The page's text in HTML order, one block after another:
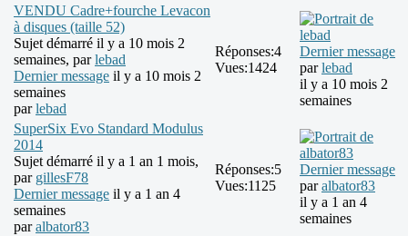
VENDU Cadre+fourche Levacon
à disques (taille 52)
Sujet démarré il y a 10 mois 2
semaines, parlebad
Dernier message il y a 10 mois 2
semaines
parlebad
Réponses:4
Vues:1424
Dernier message
parlebad
il y a 10 mois 2
semaines
SuperSix Evo Standard Modulus
2014
Sujet démarré il y a 1 an 1 mois,
par gillesF78
Dernier message il y a 1 an 4
semaines
paralbator83
Réponses:5
Vues:1125
Dernier message
paralbator83
il y a 1 an 4
semaines